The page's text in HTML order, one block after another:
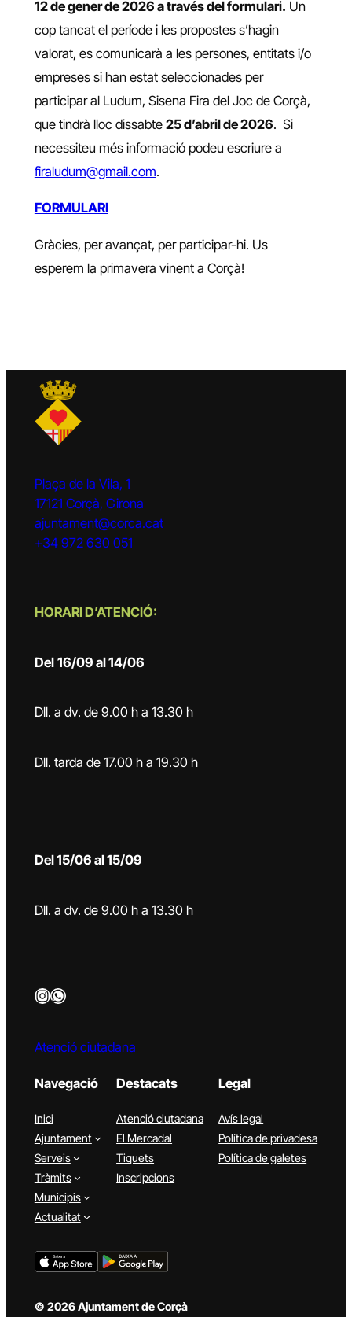
12 de gener de 2026 a través del formulari. Un
cop tancat el període i les propostes s’hagin
valorat, es comunicarà a les persones, entitats i/o
empreses si han estat seleccionades per
participar al Ludum, Sisena Fira del Joc de Corçà,
que tindrà lloc dissabte 25 d’abril de 2026. Si
necessiteu més informació podeu escriure a
firaludum@gmail.com.
FORMULARI
Gràcies, per avançat, per participar-hi. Us
esperem la primavera vinent a Corçà!
Plaça de la Vila, 1
17121 Corçà, Girona
ajuntament@corca.cat
+34 972 630 051
HORARI D’ATENCIÓ:
Del 16/09 al 14/06
Dll. a dv. de 9.00 h a 13.30 h
Dll. tarda de 17.00 h a 19.30 h
Del 15/06 al 15/09
Dll. a dv. de 9.00 h a 13.30 h
InstagramWhatsApp
Atenció ciutadana
Navegació
Inici
Ajuntament
Serveis
Tràmits
Municipis
Actualitat
Destacats
Atenció ciutadana
El Mercadal
Tiquets
Inscripcions
Legal
Avís legal
Política de privadesa
Política de galetes
© 2026 Ajuntament de Corçà